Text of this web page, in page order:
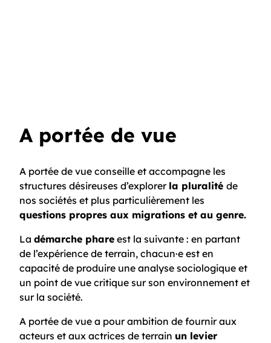
A portée de vue
A portée de vue conseille et accompagne les
structures désireuses d’explorer la pluralité de
nos sociétés et plus particulièrement les
questions propres aux migrations et au genre.
La démarche phare est la suivante : en partant
de l’expérience de terrain, chacun·e est en
capacité de produire une analyse sociologique et
un point de vue critique sur son environnement et
sur la société.
A portée de vue a pour ambition de fournir aux
acteurs et aux actrices de terrain un levier